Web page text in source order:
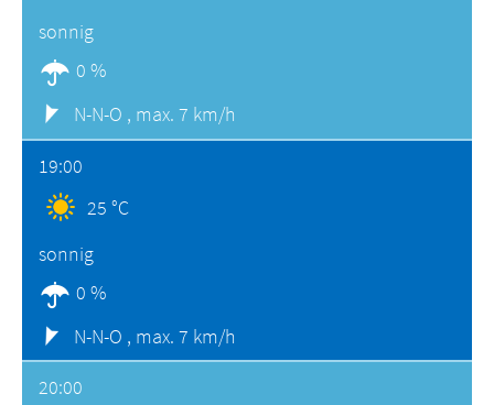
sonnig
0 %
N-N-O , max. 7 km/h
19:00
25 °C
sonnig
0 %
N-N-O , max. 7 km/h
20:00